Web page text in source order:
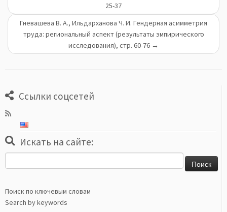
25-37
Гневашева В. А., Ильдарханова Ч. И. Гендерная асимметрия
труда: региональный аспект (результаты эмпирического
исследования), стр. 60-76 →
Ссылки соцсетей
Искать на сайте:
Поиск по ключевым словам
Search by keywords